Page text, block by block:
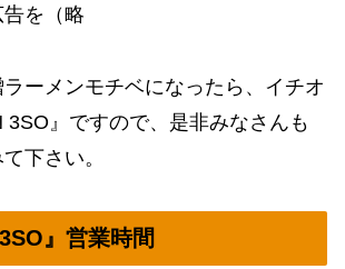
を（略
ーメンモチベになったら、イチオ
3SO』ですので、是非みなさんも
下さい。
』営業時間